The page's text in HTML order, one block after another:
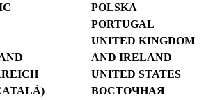
POLSKA
PORTUGAL
UNITED KINGDOM
AND IRELAND
UNITED STATES
ВОСТОЧНАЯ